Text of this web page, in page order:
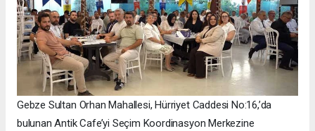
Gebze Sultan Orhan Mahallesi, Hürriyet Caddesi No:16,’da
bulunan Antik Cafe’yi Seçim Koordinasyon Merkezine